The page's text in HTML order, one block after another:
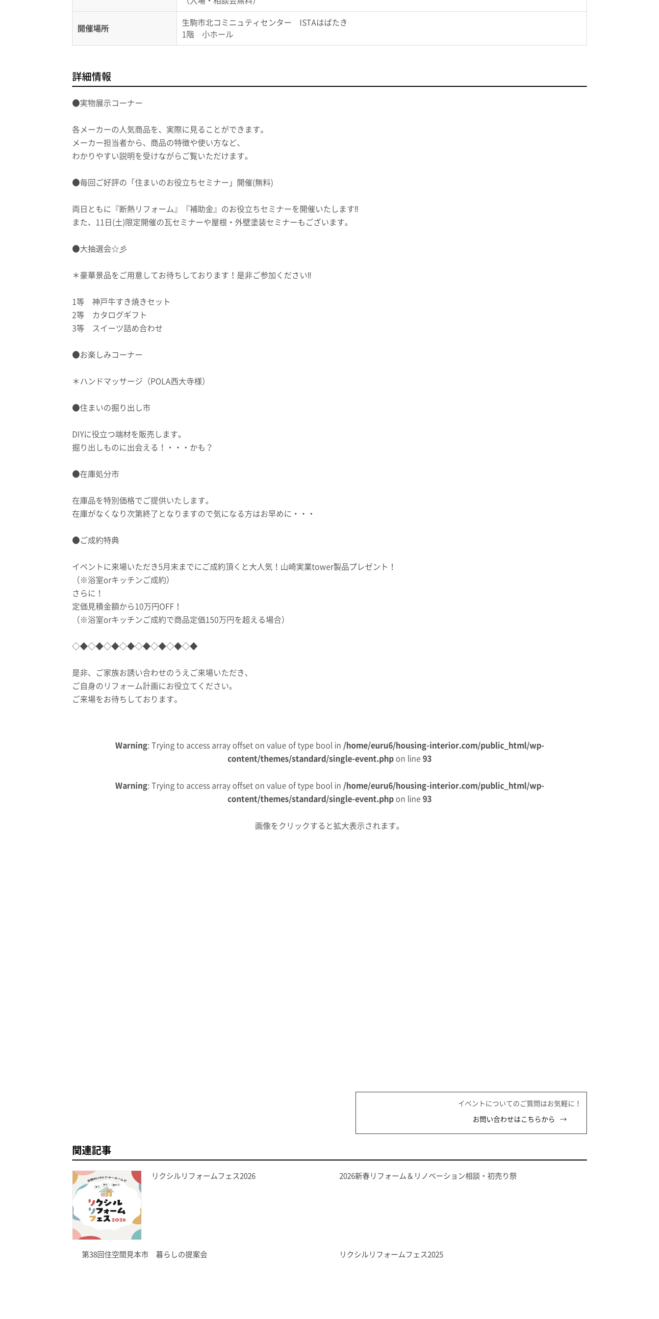
開催場所
生駒市北コミニュティセンター ISTAはばたき
1階 小ホール
詳細情報
●実物展示コーナー
各メーカーの人気商品を、実際に見ることができます。
メーカー担当者から、商品の特徴や使い方など、
わかりやすい説明を受けながらご覧いただけます。
●毎回ご好評の「住まいのお役立ちセミナー」開催(無料)
両日ともに『断熱リフォーム』『補助金』のお役立ちセミナーを開催いたします‼
また、11日(土)限定開催の瓦セミナーや屋根・外壁塗装セミナーもございます。
●大抽選会☆彡
＊豪華景品をご用意してお待ちしております！是非ご参加ください‼
1等 神戸牛すき焼きセット
2等 カタログギフト
3等 スイーツ詰め合わせ
●お楽しみコーナー
＊ハンドマッサージ（POLA西大寺様）
●住まいの掘り出し市
DIYに役立つ端材を販売します。
掘り出しものに出会える！・・・かも？
●在庫処分市
在庫品を特別価格でご提供いたします。
在庫がなくなり次第終了となりますので気になる方はお早めに・・・
●ご成約特典
イベントに来場いただき5月末までにご成約頂くと大人気！山崎実業tower製品プレゼント！
（※浴室orキッチンご成約）
さらに！
定価見積金額から10万円OFF！
（※浴室orキッチンご成約で商品定価150万円を超える場合）
◇◆◇◆◇◆◇◆◇◆◇◆◇◆◇◆
是非、ご家族お誘い合わせのうえご来場いただき、
ご自身のリフォーム計画にお役立てください。
ご来場をお待ちしております。
Warning: Trying to access array offset on value of type bool in /home/euru6/housing-interior.com/public_html/wp-
content/themes/standard/single-event.php on line 93
Warning: Trying to access array offset on value of type bool in /home/euru6/housing-interior.com/public_html/wp-
content/themes/standard/single-event.php on line 93
画像をクリックすると拡大表示されます。
イベントについてのご質問はお気軽に！
お問い合わせはこちらから
関連記事
リクシルリフォームフェス2026 2026新春リフォーム＆リノベーション相談・初売り祭
第38回住空間見本市 暮らしの提案会 リクシルリフォームフェス2025